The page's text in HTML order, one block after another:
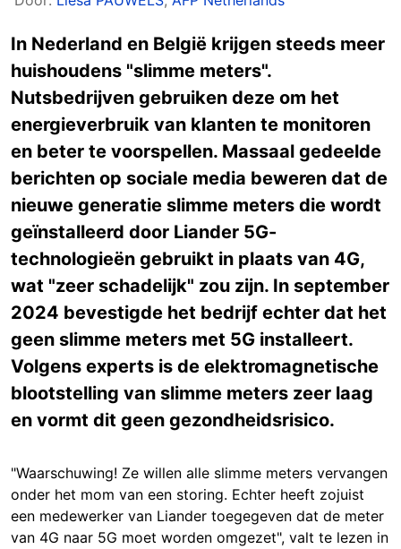
In Nederland en België krijgen steeds meer
huishoudens "slimme meters".
Nutsbedrijven gebruiken deze om het
energieverbruik van klanten te monitoren
en beter te voorspellen. Massaal gedeelde
berichten op sociale media beweren dat de
nieuwe generatie slimme meters die wordt
geïnstalleerd door Liander 5G-
technologieën gebruikt in plaats van 4G,
wat "zeer schadelijk" zou zijn. In september
2024 bevestigde het bedrijf echter dat het
geen slimme meters met 5G installeert.
Volgens experts is de elektromagnetische
blootstelling van slimme meters zeer laag
en vormt dit geen gezondheidsrisico.
"Waarschuwing! Ze willen alle slimme meters vervangen
onder het mom van een storing. Echter heeft zojuist
een medewerker van Liander toegegeven dat de meter
van 4G naar 5G moet worden omgezet", valt te lezen in